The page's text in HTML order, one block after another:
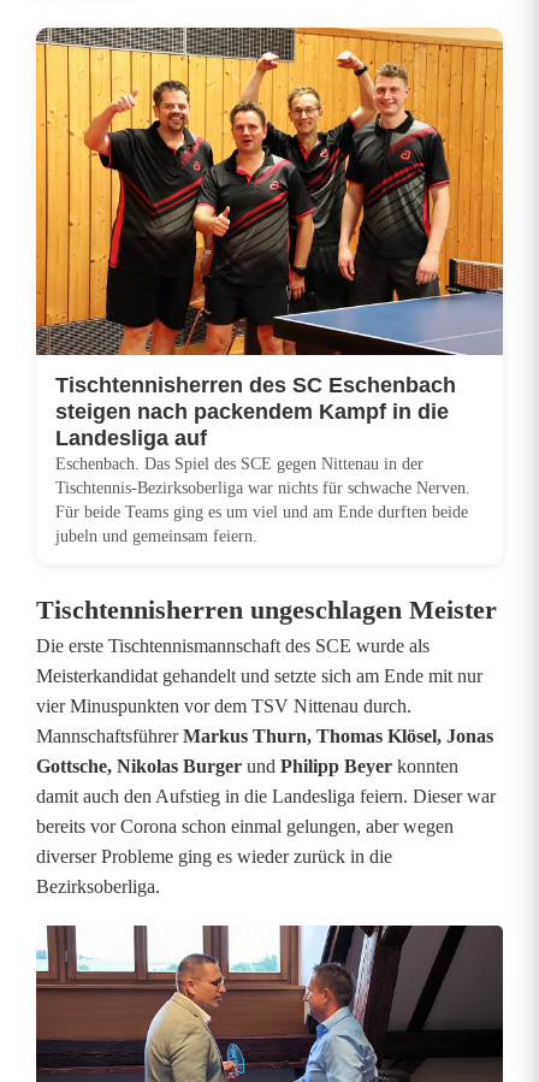
h
e
n
b
c
h
i
e
A
u
f
s
t
e
s
Tischtennisherren des SC Eschenbach
steigen nach packendem Kampf in die
Landesliga auf
Eschenbach. Das Spiel des SCE gegen Nittenau in der
Tischtennis-Bezirksoberliga war nichts für schwache Nerven.
Für beide Teams ging es um viel und am Ende durften beide
jubeln und gemeinsam feiern.
Tischtennisherren ungeschlagen Meister
Die erste Tischtennismannschaft des SCE wurde als
Meisterkandidat gehandelt und setzte sich am Ende mit nur
vier Minuspunkten vor dem TSV Nittenau durch.
MannschaftsführerMarkus Thurn, Thomas Klösel, Jonas
Gottsche, Nikolas Burger und Philipp Beyer konnten
damit auch den Aufstieg in die Landesliga feiern. Dieser war
bereits vor Corona schon einmal gelungen, aber wegen
diverser Probleme ging es wieder zurück in die
Bezirksoberliga.